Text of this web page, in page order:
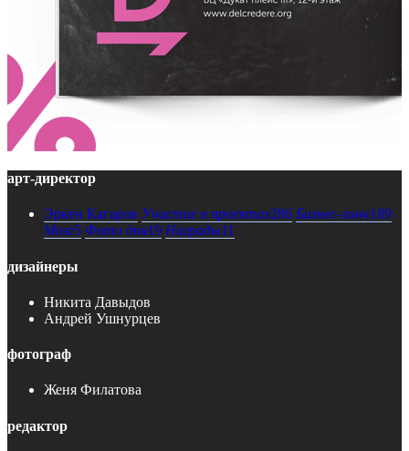
арт-директор
Эркен Кагаров Участие в проектах286 Бизнес-линч189
Мозг5 Фото дня19 Награды11
дизайнеры
Никита Давыдов
Андрей Ушнурцев
фотограф
Женя Филатова
редактор